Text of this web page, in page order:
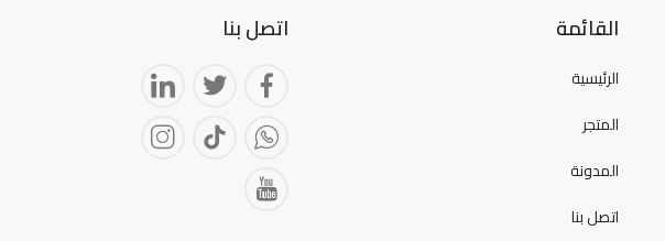
القائمة
الرئيسية
المتجر
المدونة
اتصل بنا
اتصل بنا